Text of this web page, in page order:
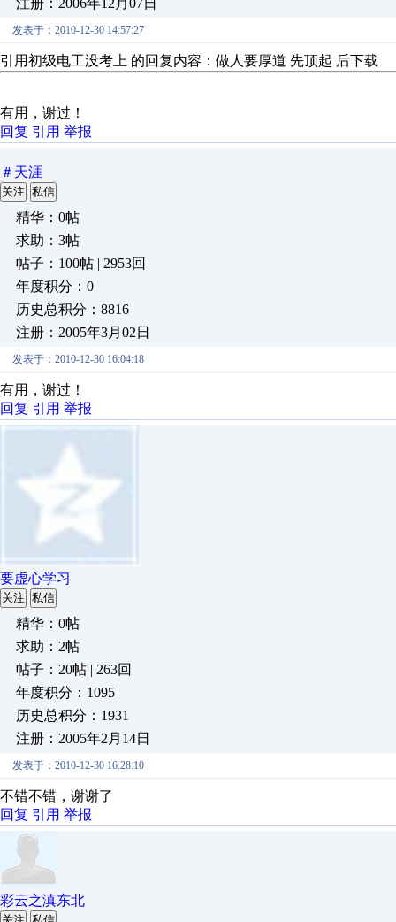
注册：2006年12月07日
发表于：2010-12-30 14:57:27
引用初级电工没考上 的回复内容：做人要厚道 先顶起 后下载
有用，谢过！
回复 引用 举报
＃天涯
关注 私信
精华：0帖
求助：3帖
帖子：100帖 | 2953回
年度积分：0
历史总积分：8816
注册：2005年3月02日
发表于：2010-12-30 16:04:18
有用，谢过！
回复 引用 举报
要虚心学习
关注 私信
精华：0帖
求助：2帖
帖子：20帖 | 263回
年度积分：1095
历史总积分：1931
注册：2005年2月14日
发表于：2010-12-30 16:28:10
不错不错，谢谢了
回复 引用 举报
彩云之滇东北